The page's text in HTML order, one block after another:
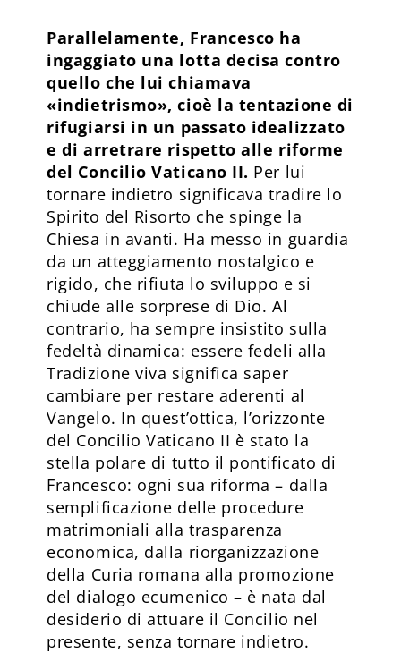
Parallelamente, Francesco ha
ingaggiato una lotta decisa contro
quello che lui chiamava
«indietrismo», cioè la tentazione di
rifugiarsi in un passato idealizzato
e di arretrare rispetto alle riforme
del Concilio Vaticano II. Per lui
tornare indietro significava tradire lo
Spirito del Risorto che spinge la
Chiesa in avanti. Ha messo in guardia
da un atteggiamento nostalgico e
rigido, che rifiuta lo sviluppo e si
chiude alle sorprese di Dio. Al
contrario, ha sempre insistito sulla
fedeltà dinamica: essere fedeli alla
Tradizione viva significa saper
cambiare per restare aderenti al
Vangelo. In quest’ottica, l’orizzonte
del Concilio Vaticano II è stato la
stella polare di tutto il pontificato di
Francesco: ogni sua riforma – dalla
semplificazione delle procedure
matrimoniali alla trasparenza
economica, dalla riorganizzazione
della Curia romana alla promozione
del dialogo ecumenico – è nata dal
desiderio di attuare il Concilio nel
presente, senza tornare indietro.